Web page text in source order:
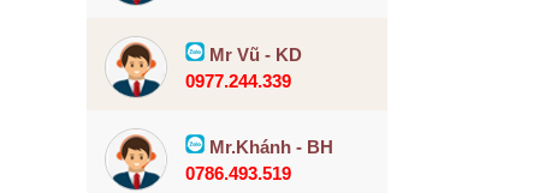
Mr Vũ - KD
0977.244.339
Mr.Khánh - BH
0786.493.519